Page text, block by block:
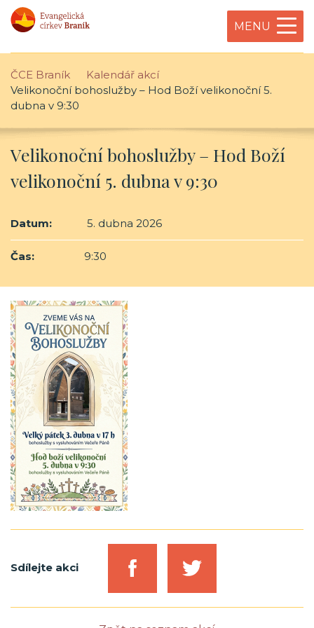
MENU
ČCE Braník
Kalendář akcí
Velikonoční bohoslužby – Hod Boží velikonoční 5.
dubna v 9:30
Velikonoční bohoslužby – Hod Boží
velikonoční 5. dubna v 9:30
Datum: 5. dubna 2026
Čas: 9:30
Sdílejte akci